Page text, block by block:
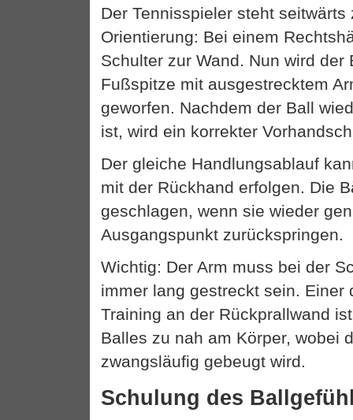
Der Tennisspieler steht seitwärts
Orientierung: Bei einem
Schulter zur Wand. Nun wird der
Fußspitze mit ausgestrecktem
geworfen. Nachdem der Ball
ist, wird ein korrekter
Der gleiche Handlungsablauf
mit der Rückhand erfolgen. Die
geschlagen, wenn sie wieder
Ausgangspunkt zurückspringen.
Wichtig: Der Arm muss bei der
immer lang gestreckt sein. Einer
Training an der Rückprallwand
Balles zu nah am Körper, wobei
zwangsläufig gebeugt wird.
Schulung des